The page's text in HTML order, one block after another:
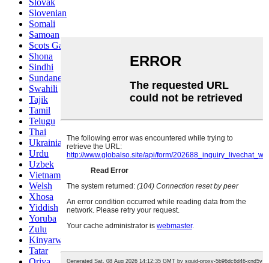
Slovenian
Somali
Samoan
Scots Gaelic
Shona
Sindhi
Sundanese
Swahili
Tajik
Tamil
Telugu
Thai
Ukrainian
Urdu
Uzbek
Vietnamese
Welsh
Xhosa
Yiddish
Yoruba
Zulu
Kinyarwanda
Tatar